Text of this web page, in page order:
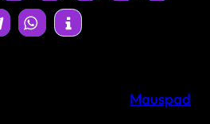
Mauspad